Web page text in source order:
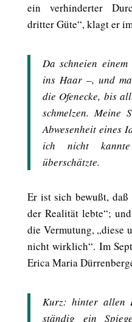
ein verhinderter
dritter Güte“, klagt er
Da schneien
ins Haar –, und
die Ofenecke, bis
schmelzen. Meine
Abwesenheit eines
ich nicht
überschätzte.
Er ist sich bewußt,
der Realität lebte“;
die Vermutung, „diese
nicht wirklich“. Im
Erica Maria
Kurz: hinter allen
ständig ein